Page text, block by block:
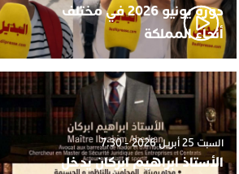
دورة يونيو 2026 في مختلف
أنحاء المملكة
السبت 25 أبريل 2026 - 7:30
الأستاذ ابراهيم ابركان يدخل